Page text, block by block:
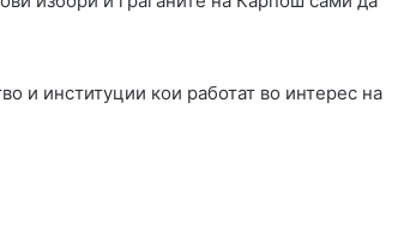
и институции кои работат во интерес на